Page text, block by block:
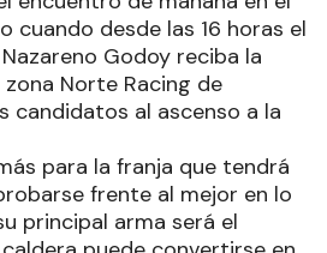
cuando desde las 16 horas el
Godoy reciba la
Norte Racing de
candidatos al ascenso a la
para la franja que tendrá
frente al mejor en lo
principal arma será el